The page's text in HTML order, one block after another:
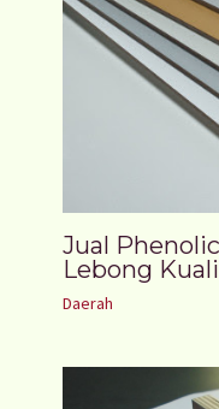
Jual
Lebong
Daerah